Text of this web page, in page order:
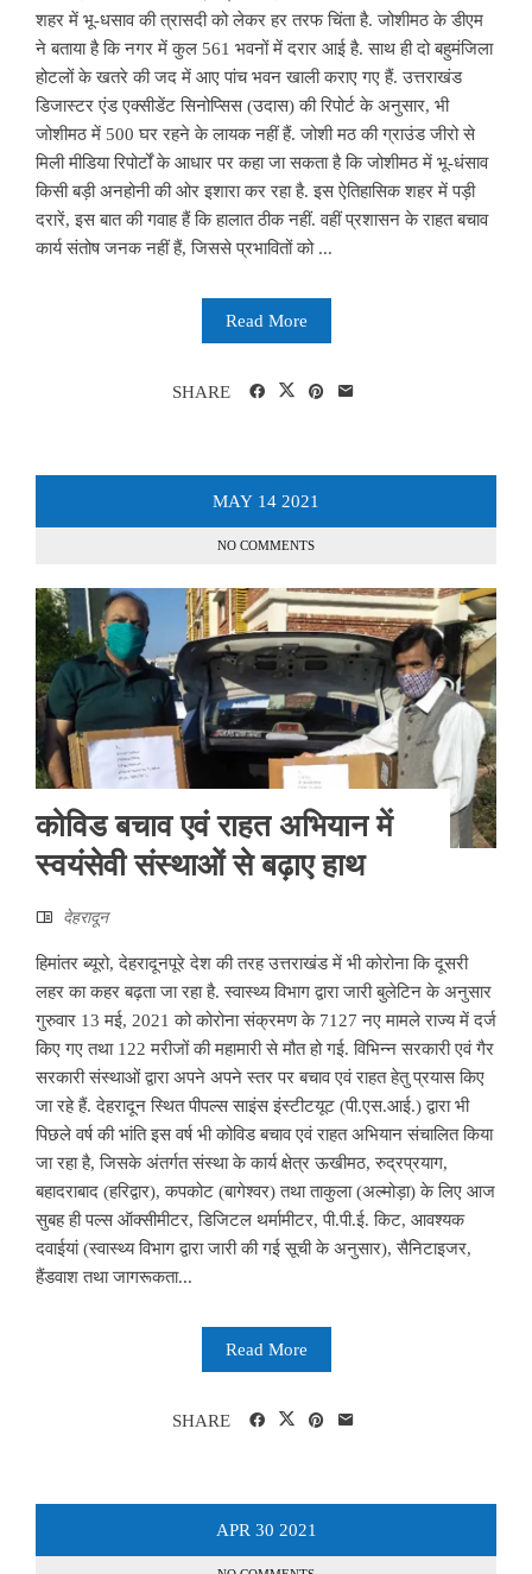
शहर में भू-धसाव की त्रासदी को लेकर हर तरफ चिंता है. जोशीमठ के डीएम
ने बताया है कि नगर में कुल 561 भवनों में दरार आई है. साथ ही दो बहुमंजिला
होटलों के खतरे की जद में आए पांच भवन खाली कराए गए हैं. उत्तराखंड
डिजास्टर एंड एक्सीडेंट सिनोप्सिस (उदास) की रिपोर्ट के अनुसार, भी
जोशीमठ में 500 घर रहने के लायक नहीं हैं. जोशी मठ की ग्राउंड जीरो से
मिली मीडिया रिपोर्टों के आधार पर कहा जा सकता है कि जोशीमठ में भू-धंसाव
किसी बड़ी अनहोनी की ओर इशारा कर रहा है. इस ऐतिहासिक शहर में पड़ी
दरारें, इस बात की गवाह हैं कि हालात ठीक नहीं. वहीं प्रशासन के राहत बचाव
कार्य संतोष जनक नहीं हैं, जिससे प्रभावितों को ...
Read More
SHARE
MAY 14 2021
NO COMMENTS
कोविड बचाव एवं राहत अभियान में
स्वयंसेवी संस्थाओं से बढ़ाए हाथ
देहरादून
हिमांतर ब्यूरो, ​देहरादूनपूरे देश की तरह उत्तराखंड में भी कोरोना कि दूसरी
लहर का कहर बढ़ता जा रहा है. स्वास्थ्य विभाग द्वारा जारी बुलेटिन के अनुसार
गुरुवार 13 मई, 2021 को कोरोना संक्रमण के 7127 नए मामले राज्य में दर्ज
किए गए तथा 122 मरीजों की महामारी से मौत हो गई. विभिन्न सरकारी एवं गैर
सरकारी संस्थाओं द्वारा अपने अपने स्तर पर बचाव एवं राहत हेतु प्रयास किए
जा रहे हैं. देहरादून स्थित पीपल्स साइंस इंस्टीटयूट (पी.एस.आई.) द्वारा भी
पिछले वर्ष की भांति इस वर्ष भी कोविड बचाव एवं राहत अभियान संचालित किया
जा रहा है, जिसके अंतर्गत संस्था के कार्य क्षेत्र ऊखीमठ, रुद्रप्रयाग,
बहादराबाद (हरिद्वार), कपकोट (बागेश्वर) तथा ताकुला (अल्मोड़ा) के लिए आज
सुबह ही पल्स ऑक्सीमीटर, डिजिटल थर्मामीटर, पी.पी.ई. किट, आवश्यक
दवाईयां (स्वास्थ्य विभाग द्वारा जारी की गई सूची के अनुसार), सैनिटाइजर,
हैंडवाश तथा जागरूकता...
Read More
SHARE
APR 30 2021